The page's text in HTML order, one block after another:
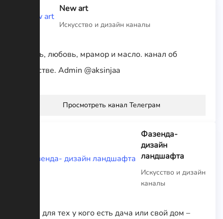
New art
Искусство и дизайн каналы
смерть, любовь, мрамор и масло. канал об
искусстве. Admin @aksinjaa
Просмотреть канал Телеграм
Фазенда-
дизайн
ландшафта
Искусство и дизайн
каналы
Канал для тех у кого есть дача или свой дом –